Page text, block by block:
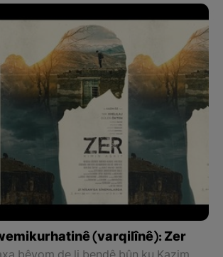
(varqilînê): Zer